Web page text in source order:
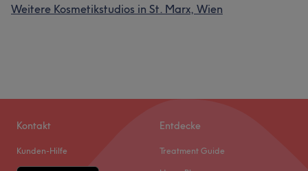
Weitere Kosmetikstudios in St. Marx, Wien
Kontakt
Kunden-Hilfe
Entdecke
Treatment Guide